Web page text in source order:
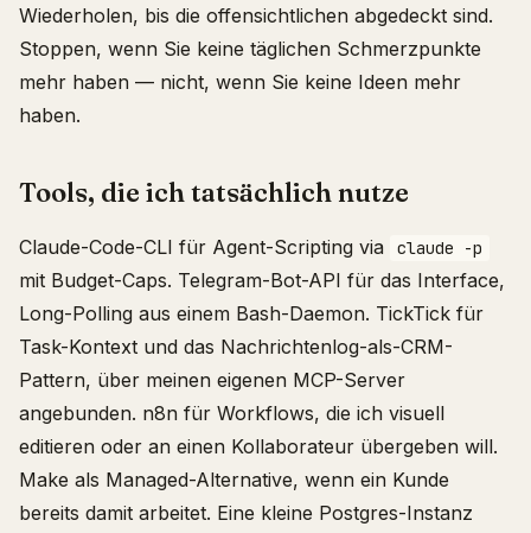
Wiederholen, bis die offensichtlichen abgedeckt sind.
Stoppen, wenn Sie keine täglichen Schmerzpunkte
mehr haben — nicht, wenn Sie keine Ideen mehr
haben.
Tools, die ich tatsächlich nutze
Claude-Code-CLI für Agent-Scripting via claude -p
mit Budget-Caps. Telegram-Bot-API für das Interface,
Long-Polling aus einem Bash-Daemon. TickTick für
Task-Kontext und das Nachrichtenlog-als-CRM-
Pattern, über meinen eigenen MCP-Server
angebunden. n8n für Workflows, die ich visuell
editieren oder an einen Kollaborateur übergeben will.
Make als Managed-Alternative, wenn ein Kunde
bereits damit arbeitet. Eine kleine Postgres-Instanz